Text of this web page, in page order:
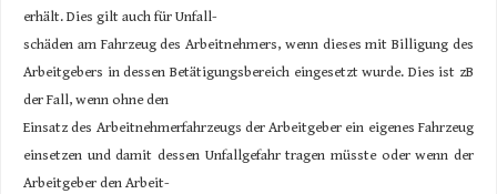
erhält. Dies gilt auch für Unfall-
schäden am Fahrzeug des Arbeitnehmers, wenn dieses mit Billigung des
Arbeitgebers in dessen Betätigungsbereich eingesetzt wurde. Dies ist zB
der Fall, wenn ohne den
Einsatz des Arbeitnehmerfahrzeugs der Arbeitgeber ein eigenes Fahrzeug
einsetzen und damit dessen Unfallgefahr tragen müsste oder wenn der
Arbeitgeber den Arbeit-